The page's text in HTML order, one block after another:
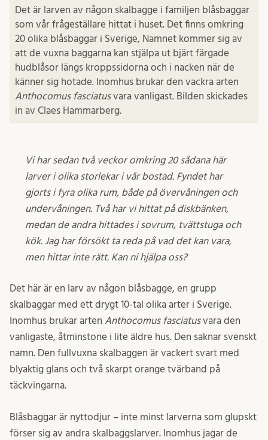
Det är larven av någon skalbagge i familjen blåsbaggar
som vår frågeställare hittat i huset. Det finns omkring
20 olika blåsbaggar i Sverige, Namnet kommer sig av
att de vuxna baggarna kan stjälpa ut bjärt färgade
hudblåsor längs kroppssidorna och i nacken när de
känner sig hotade. Inomhus brukar den vackra arten
Anthocomus fasciatusvara vanligast. Bilden skickades
in av Claes Hammarberg.
Vi har sedan två veckor omkring 20 sådana här
larver i olika storlekar i vår bostad. Fyndet har
gjorts i fyra olika rum, både på övervåningen och
undervåningen. Två har vi hittat på diskbänken,
medan de andra hittades i sovrum, tvättstuga och
kök. Jag har försökt ta reda på vad det kan vara,
men hittar inte rätt. Kan ni hjälpa oss?
Det här är en larv av någon blåsbagge, en grupp
skalbaggar med ett drygt 10-tal olika arter i Sverige.
Inomhus brukar arten Anthocomus fasciatusvara den
vanligaste, åtminstone i lite äldre hus. Den saknar svenskt
namn. Den fullvuxna skalbaggen är vackert svart med
blyaktig glans och två skarpt orange tvärband på
täckvingarna.
Blåsbaggar är nyttodjur – inte minst larverna som glupskt
förser sig av andra skalbaggslarver. Inomhus jagar de